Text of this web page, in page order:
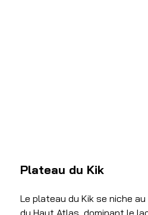
Plateau du Kik
Le plateau du Kik se niche
du Haut Atlas, dominant le